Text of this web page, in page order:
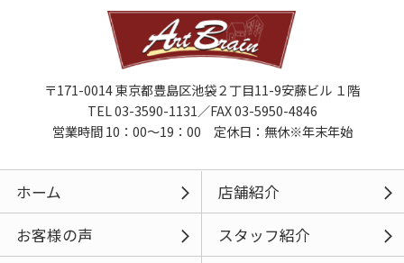
〒171-0014 東京都豊島区池袋２丁目11-9安藤ビル １階
TEL 03-3590-1131／FAX 03-5950-4846
営業時間 10：00～19：00 定休日：無休※年末年始
ホーム
店舗紹介
お客様の声
スタッフ紹介